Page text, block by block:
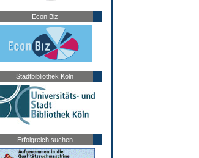
Econ Biz
Stadtbibliothek Köln
Erfolgreich suchen